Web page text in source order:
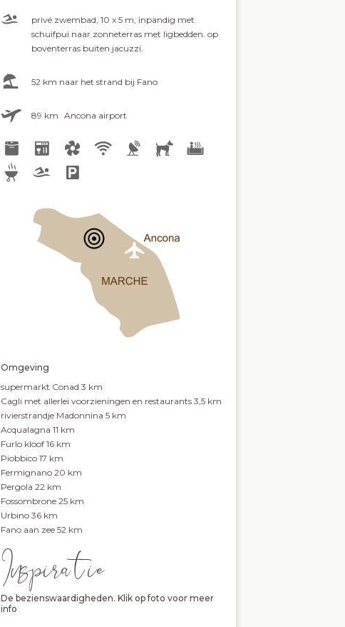
privé zwembad, 10 x 5 m, inpandig met
schuifpui naar zonneterras met ligbedden. op
boventerras buiten jacuzzi.
52 km naar het strand bij Fano
89 km Ancona airport
Omgeving
supermarkt Conad 3 km
Cagli met allerlei voorzieningen en restaurants 3,5 km
rivierstrandje Madonnina 5 km
Acqualagna 11 km
Furlo kloof 16 km
Piobbico 17 km
Fermignano 20 km
Pergola 22 km
Fossombrone 25 km
Urbino 36 km
Fano aan zee 52 km
Inspira tie
De bezienswaardigheden. Klik op foto voor meer
info